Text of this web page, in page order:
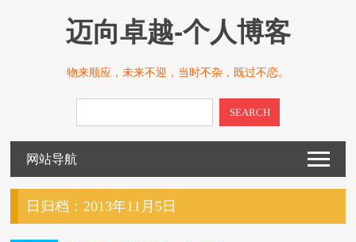
迈向卓越-个人博客
物来顺应，未来不迎，当时不杂，既过不恋。
SEARCH
网站导航
日归档：2013年11月5日